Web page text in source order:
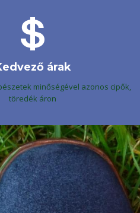
árak
minőségével azonos cipők,
töredék áron